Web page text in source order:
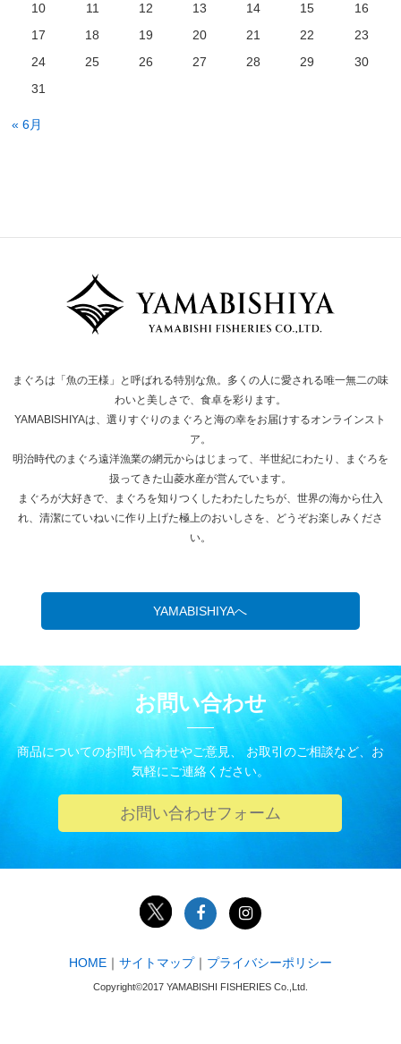
10
11 12 13 14 15
16
17
18 19 20 21 22
23
24
25 26 27 28 29
30
31
« 6月
まぐろは「魚の王様」と呼ばれる特別な魚。多くの人に愛される唯一無二の味
わいと美しさで、食卓を彩ります。
YAMABISHIYAは、選りすぐりのまぐろと海の幸をお届けするオンラインスト
ア。
明治時代のまぐろ遠洋漁業の網元からはじまって、半世紀にわたり、まぐろを
扱ってきた山菱水産が営んでいます。
まぐろが大好きで、まぐろを知りつくしたわたしたちが、世界の海から仕入
れ、清潔にていねいに作り上げた極上のおいしさを、どうぞお楽しみくださ
い。
YAMABISHIYAへ
お問い合わせ
商品についてのお問い合わせやご意見、 お取引のご相談など、お
気軽にご連絡ください。
お問い合わせフォーム
HOME ｜ サイトマップ｜ プライバシーポリシー
Copyright©2017 YAMABISHI FISHERIES Co.,Ltd.